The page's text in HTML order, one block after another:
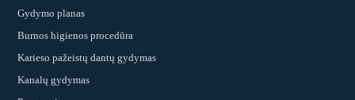
Gydymo planas
Burnos higienos procedūra
Karieso pažeistų dantų gydymas
Kanalų gydymas